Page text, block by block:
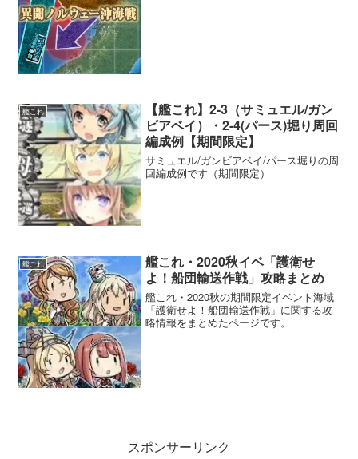
艦これ
【艦これ】2-3（サミュエル/ガン
ビアベイ）・2-4(パース)堀り周回
編成例【期間限定】
サミュエル/ガンビアベイ/パース堀りの周
回編成例です（期間限定）
艦これ
艦これ・2020秋イベ「護衛せ
よ！船団輸送作戦」攻略まとめ
艦これ・2020秋の期間限定イベント海域
「護衛せよ！船団輸送作戦」に関する攻
略情報をまとめたページです。
スポンサーリンク